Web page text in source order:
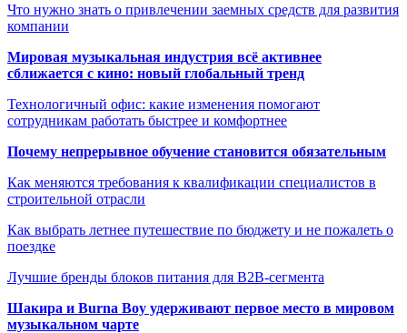
Что нужно знать о привлечении заемных средств для развития
компании
Мировая музыкальная индустрия всё активнее
сближается с кино: новый глобальный тренд
Технологичный офис: какие изменения помогают
сотрудникам работать быстрее и комфортнее
Почему непрерывное обучение становится обязательным
Как меняются требования к квалификации специалистов в
строительной отрасли
Как выбрать летнее путешествие по бюджету и не пожалеть о
поездке
Лучшие бренды блоков питания для B2B-сегмента
Шакира и Burna Boy удерживают первое место в мировом
музыкальном чарте